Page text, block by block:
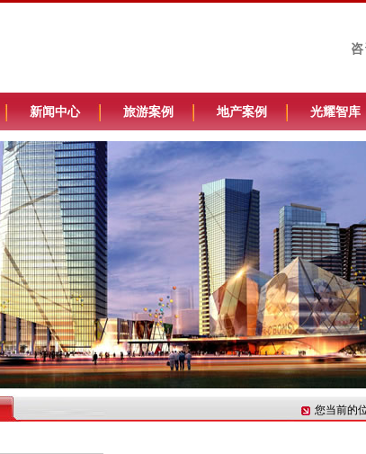
新闻中心 旅游案例 地产案例 光耀智库
您当前的